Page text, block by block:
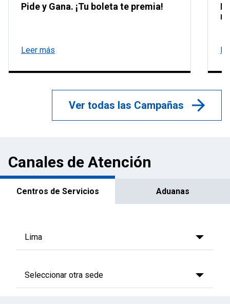
Pide y Gana. ¡Tu boleta te premia!
Leer más
Ver todas las Campañas
Canales de Atención
Centros de Servicios Aduanas